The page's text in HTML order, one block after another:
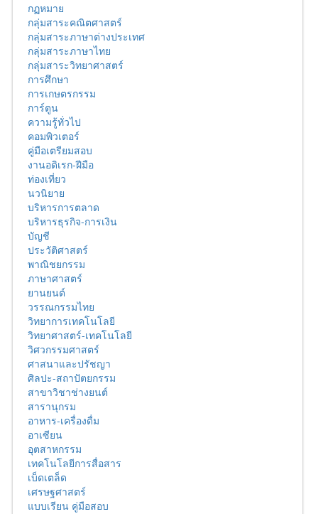
กฏหมาย
กลุ่มสาระคณิตศาสตร์
กลุ่มสาระภาษาต่างประเทศ
กลุ่มสาระภาษาไทย
กลุ่มสาระวิทยาศาสตร์
การศึกษา
การเกษตรกรรม
การ์ตูน
ความรู้ทั่วไป
คอมพิวเตอร์
คู่มือเตรียมสอบ
งานอดิเรก-ฝีมือ
ท่องเที่ยว
นวนิยาย
บริหารการตลาด
บริหารธุรกิจ-การเงิน
บัญชี
ประวัติศาสตร์
พาณิชยกรรม
ภาษาศาสตร์
ยานยนต์
วรรณกรรมไทย
วิทยาการเทคโนโลยี
วิทยาศาสตร์-เทคโนโลยี
วิศวกรรมศาสตร์
ศาสนาและปรัชญา
ศิลปะ-สถาปัตยกรรม
สาขาวิชาช่างยนต์
สารานุกรม
อาหาร-เครื่องดื่ม
อาเซียน
อุตสาหกรรม
เทคโนโลยีการสื่อสาร
เบ็ดเตล็ด
เศรษฐศาสตร์
แบบเรียน คู่มือสอบ